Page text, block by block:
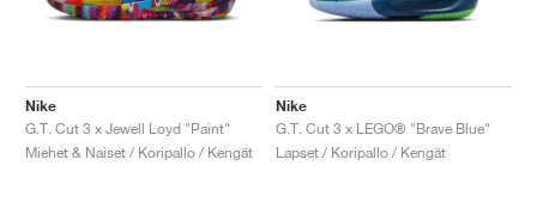
Nike
G.T. Cut 3 x Jewell Loyd "Paint"
Miehet & Naiset / Koripallo / Kengät
Nike
G.T. Cut 3 x LEGO® "Brave Blue"
Lapset / Koripallo / Kengät